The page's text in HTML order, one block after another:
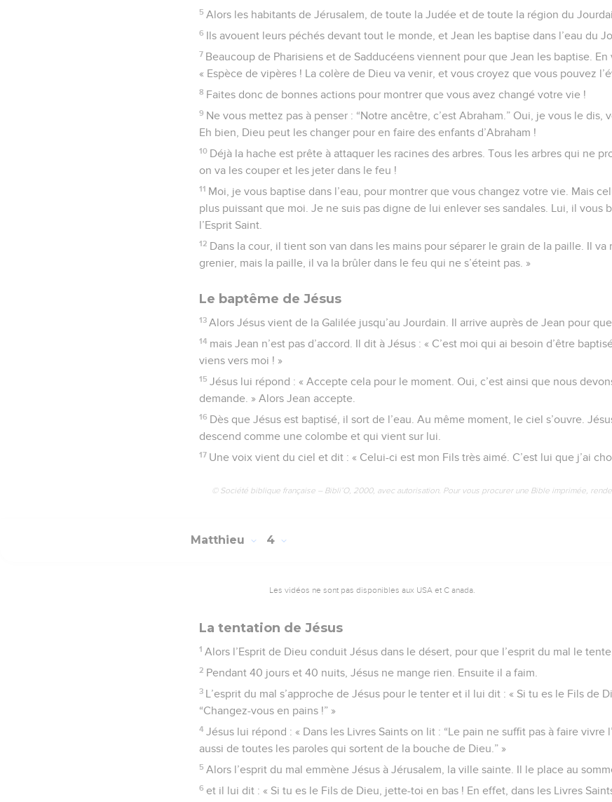
5 Alors les habitants de Jérusalem, de toute la Judée et de toute la région du
6 Ils avouent leurs péchés devant tout le monde, et Jean les baptise dans l’eau du
7 Beaucoup de Pharisiens et de Sadducéens viennent pour que Jean les baptise.
« Espèce de vipères ! La colère de Dieu va venir, et vous croyez que vous pouvez
8 Faites donc de bonnes actions pour montrer que vous avez changé votre vie !
9 Ne vous mettez pas à penser : “Notre ancêtre, c’est Abraham.” Oui, je vous le dis,
Eh bien, Dieu peut les changer pour en faire des enfants d’Abraham !
10 Déjà la hache est prête à attaquer les racines des arbres. Tous les arbres qui ne
on va les couper et les jeter dans le feu !
11 Moi, je vous baptise dans l’eau, pour montrer que vous changez votre vie. Mais
plus puissant que moi. Je ne suis pas digne de lui enlever ses sandales. Lui, il vous
l’Esprit Saint.
12 Dans la cour, il tient son van dans les mains pour séparer le grain de la paille. Il va
grenier, mais la paille, il va la brûler dans le feu qui ne s’éteint pas. »
Le baptême de Jésus
13 Alors Jésus vient de la Galilée jusqu’au Jourdain. Il arrive auprès de Jean pour
14 mais Jean n’est pas d’accord. Il dit à Jésus : « C’est moi qui ai besoin d’être
viens vers moi ! »
15 Jésus lui répond : « Accepte cela pour le moment. Oui, c’est ainsi que nous
demande. » Alors Jean accepte.
16 Dès que Jésus est baptisé, il sort de l’eau. Au même moment, le ciel s’ouvre.
descend comme une colombe et qui vient sur lui.
17 Une voix vient du ciel et dit : « Celui-ci est mon Fils très aimé. C’est lui que j’ai
© Société biblique française – Bibli’O, 2000, avec autorisation. Pour vous procurer une Bible imprimée,
Matthieu 4
Les vidéos ne sont pas disponibles aux USA et C anada.
La tentation de Jésus
1 Alors l’Esprit de Dieu conduit Jésus dans le désert, pour que l’esprit du mal le tente.
2 Pendant 40 jours et 40 nuits, Jésus ne mange rien. Ensuite il a faim.
3 L’esprit du mal s’approche de Jésus pour le tenter et il lui dit : « Si tu es le Fils de
“Changez-vous en pains !” »
4 Jésus lui répond : « Dans les Livres Saints on lit : “Le pain ne suffit pas à faire vivre
aussi de toutes les paroles qui sortent de la bouche de Dieu.” »
5 Alors l’esprit du mal emmène Jésus à Jérusalem, la ville sainte. Il le place au
6 et il lui dit : « Si tu es le Fils de Dieu, jette-toi en bas ! En effet, dans les Livres